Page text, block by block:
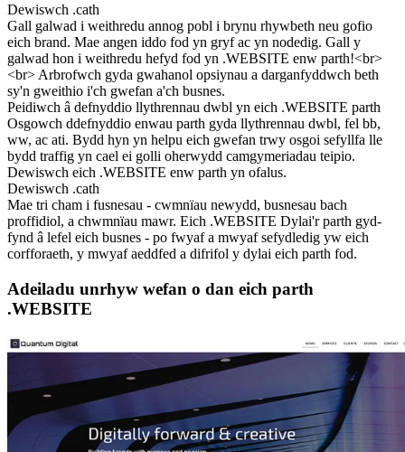
Dewiswch .cath
Gall galwad i weithredu annog pobl i brynu rhywbeth neu gofio
eich brand. Mae angen iddo fod yn gryf ac yn nodedig. Gall y
galwad hon i weithredu hefyd fod yn .WEBSITE enw parth!<br>
<br> Arbrofwch gyda gwahanol opsiynau a darganfyddwch beth
sy'n gweithio i'ch gwefan a'ch busnes.
Peidiwch â defnyddio llythrennau dwbl yn eich .WEBSITE parth
Osgowch ddefnyddio enwau parth gyda llythrennau dwbl, fel bb,
ww, ac ati. Bydd hyn yn helpu eich gwefan trwy osgoi sefyllfa lle
bydd traffig yn cael ei golli oherwydd camgymeriadau teipio.
Dewiswch eich .WEBSITE enw parth yn ofalus.
Dewiswch .cath
Mae tri cham i fusnesau - cwmnïau newydd, busnesau bach
proffidiol, a chwmnïau mawr. Eich .WEBSITE Dylai'r parth gyd-
fynd â lefel eich busnes - po fwyaf a mwyaf sefydledig yw eich
corfforaeth, y mwyaf aeddfed a difrifol y dylai eich parth fod.
Adeiladu unrhyw wefan o dan eich parth
.WEBSITE